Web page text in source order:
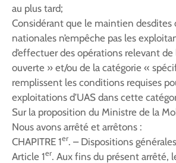
au plus tard;
Considérant que le maintien desdites
nationales n’empêche pas les
d’effectuer des opérations relevant de
ouverte » et/ou de la catégorie «
remplissent les conditions requises
exploitations d’UAS dans cette
Sur la proposition du Ministre de la
Nous avons arrêté et arrêtons :
CHAPITRE 1er. – Dispositions générales
Article 1er. Aux fins du présent arrêté,